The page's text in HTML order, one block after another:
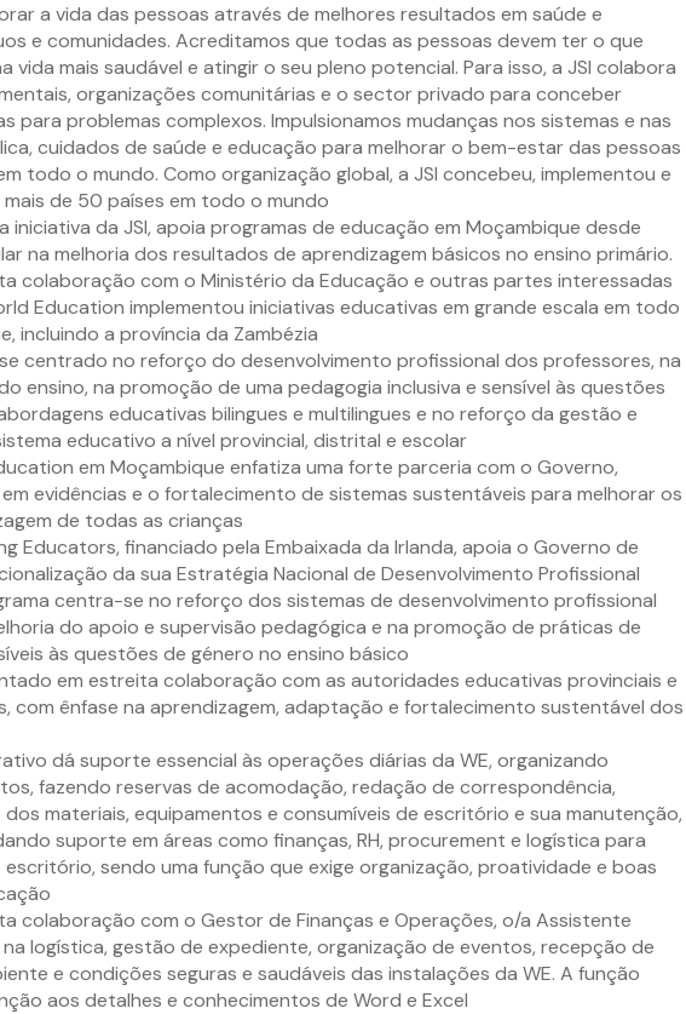
a vida das pessoas através de melhores resultados em saúde e
e comunidades. Acreditamos que todas as pessoas devem ter o que
vida mais saudável e atingir o seu pleno potencial. Para isso, a JSI colabora
organizações comunitárias e o sector privado para conceber
para problemas complexos. Impulsionamos mudanças nos sistemas e nas
cuidados de saúde e educação para melhorar o bem-estar das pessoas
todo o mundo. Como organização global, a JSI concebeu, implementou e
de 50 países em todo o mundo
iniciativa da JSI, apoia programas de educação em Moçambique desde
na melhoria dos resultados de aprendizagem básicos no ensino primário.
colaboração com o Ministério da Educação e outras partes interessadas
Education implementou iniciativas educativas em grande escala em todo
incluindo a província da Zambézia
centrado no reforço do desenvolvimento profissional dos professores, na
ensino, na promoção de uma pedagogia inclusiva e sensível às questões
educativas bilingues e multilingues e no reforço da gestão e
educativo a nível provincial, distrital e escolar
em Moçambique enfatiza uma forte parceria com o Governo,
evidências e o fortalecimento de sistemas sustentáveis para melhorar os
de todas as crianças
Educators, financiado pela Embaixada da Irlanda, apoia o Governo de
da sua Estratégia Nacional de Desenvolvimento Profissional
centra-se no reforço dos sistemas de desenvolvimento profissional
do apoio e supervisão pedagógica e na promoção de práticas de
às questões de género no ensino básico
em estreita colaboração com as autoridades educativas provinciais e
com ênfase na aprendizagem, adaptação e fortalecimento sustentável dos
dá suporte essencial às operações diárias da WE, organizando
fazendo reservas de acomodação, redação de correspondência,
materiais, equipamentos e consumíveis de escritório e sua manutenção,
suporte em áreas como finanças, RH, procurement e logística para
sendo uma função que exige organização, proatividade e boas
colaboração com o Gestor de Finanças e Operações, o/a Assistente
logística, gestão de expediente, organização de eventos, recepção de
e condições seguras e saudáveis das instalações da WE. A função
aos detalhes e conhecimentos de Word e Excel